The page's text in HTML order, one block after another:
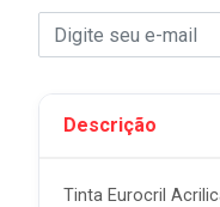
Descrição
Tinta Eurocril